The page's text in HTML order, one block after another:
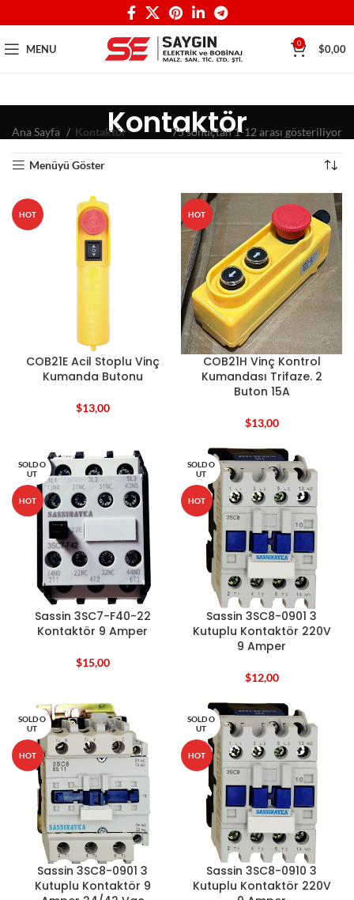
MENU 0 $0,00
Kontaktör
Ana Sayfa Kontaktör 75 sonuçtan 1-12 arası gösteriliyor
Menüyü Göster
HOT
COB21E Acil Stoplu Vinç
Kumanda Butonu
$13,00
HOT
COB21H Vinç Kontrol
Kumandası Trifaze. 2
Buton 15A
$13,00
SOLD O
UT
HOT
Sassin 3SC7-F40-22
Kontaktör 9 Amper
$15,00
SOLD O
UT
HOT
Sassin 3SC8-0901 3
Kutuplu Kontaktör 220V
9 Amper
$12,00
SOLD O
UT
HOT
Sassin 3SC8-0901 3
Kutuplu Kontaktör 9
SOLD O
UT
HOT
Sassin 3SC8-0910 3
Kutuplu Kontaktör 220V